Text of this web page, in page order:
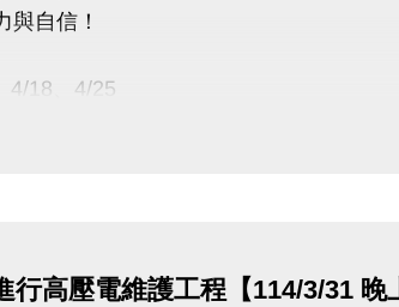
與自信！
4/18、4/25
行高壓電維護工程【114/3/31 晚